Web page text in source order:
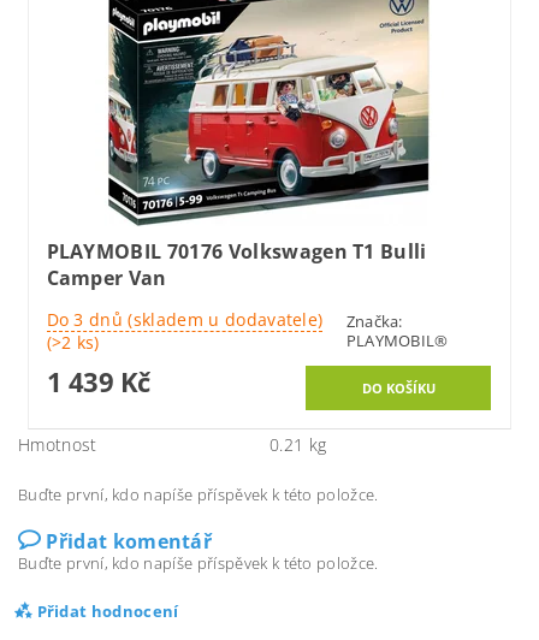
PLAYMOBIL 70176 Volkswagen T1 Bulli
Camper Van
Do 3 dnů (skladem u dodavatele)
(>2 ks)
Značka:
PLAYMOBIL®
1 439 Kč
Hmotnost 0.21 kg
Buďte první, kdo napíše příspěvek k této položce.
Přidat komentář
Buďte první, kdo napíše příspěvek k této položce.
Přidat hodnocení